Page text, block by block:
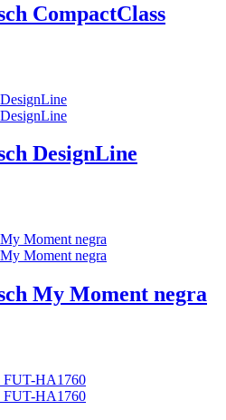
CompactClass
DesignLine
My Moment negra